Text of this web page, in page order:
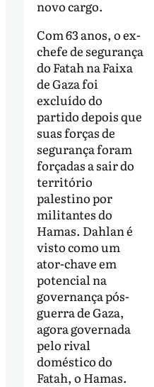
novo cargo.
Com 63 anos, o ex-
chefe de segurança
do Fatah na Faixa
de Gaza foi
excluído do
partido depois que
suas forças de
segurança foram
forçadas a sair do
território
palestino por
militantes do
Hamas. Dahlan é
visto como um
ator-chave em
potencial na
governança pós-
guerra de Gaza,
agora governada
pelo rival
doméstico do
Fatah, o Hamas.